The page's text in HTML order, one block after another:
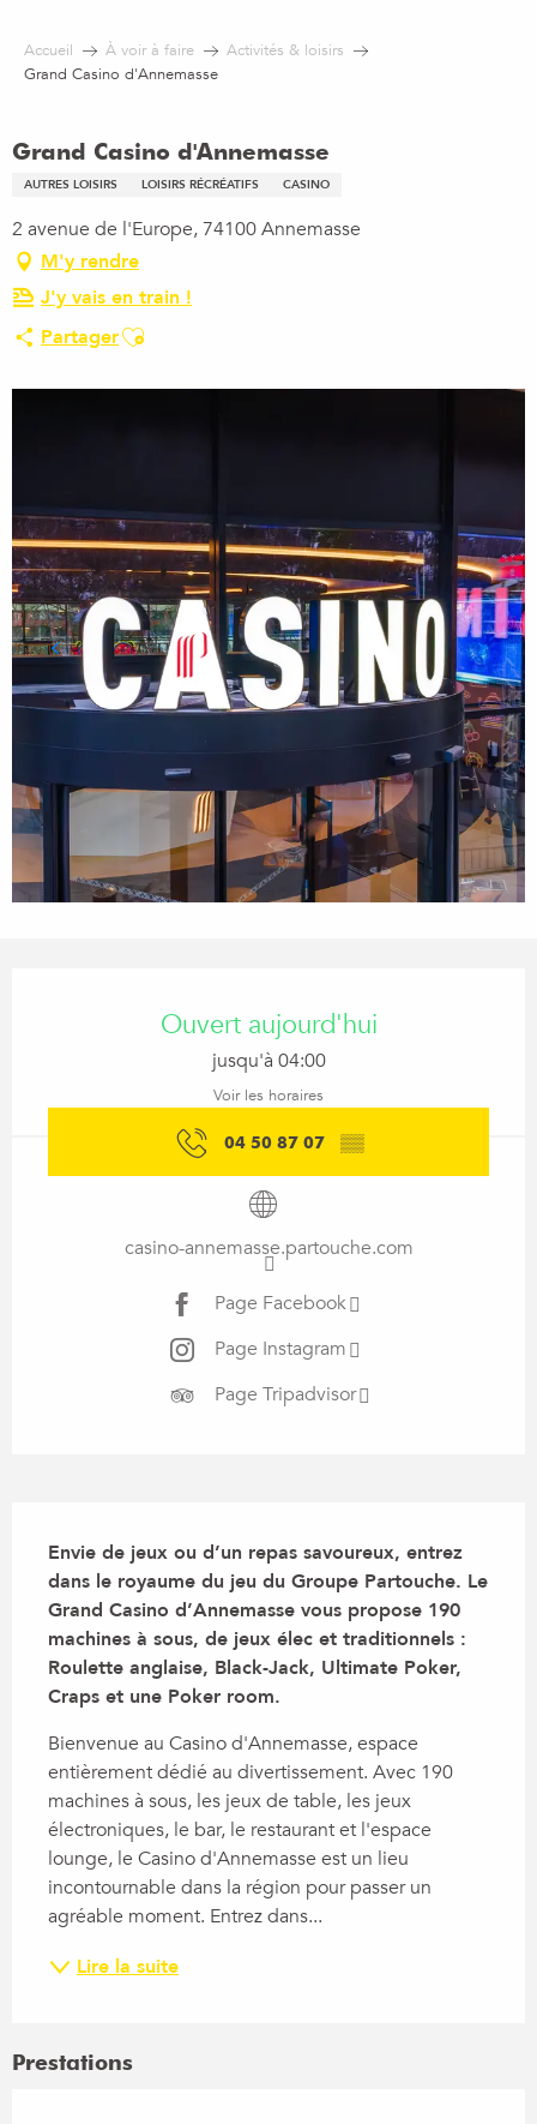
contenu
Accueil À voir à faire
Activités & loisirs
Grand Casino d'Annemasse
Grand Casino d'Annemasse
AUTRES LOISIRS LOISIRS RÉCRÉATIFS CASINO
2 avenue de l'Europe, 74100 Annemasse
M'y rendre
J'y vais en train !
PartagerAjouter aux favoris
Ouvert aujourd'hui
jusqu'à 04:00
Voir les horaires
04 50 87 07 ▒▒
casino-annemasse.partouche.com
Page Facebook
Page Instagram
Page Tripadvisor
Envie de jeux ou d’un repas savoureux, entrez
dans le royaume du jeu du Groupe Partouche. Le
Grand Casino d’Annemasse vous propose 190
machines à sous, de jeux élec et traditionnels :
Roulette anglaise, Black-Jack, Ultimate Poker,
Craps et une Poker room.
Bienvenue au Casino d'Annemasse, espace
entièrement dédié au divertissement. Avec 190
machines à sous, les jeux de table, les jeux
électroniques, le bar, le restaurant et l'espace
lounge, le Casino d'Annemasse est un lieu
incontournable dans la région pour passer un
agréable moment. Entrez dans...
Lire la suite
Prestations